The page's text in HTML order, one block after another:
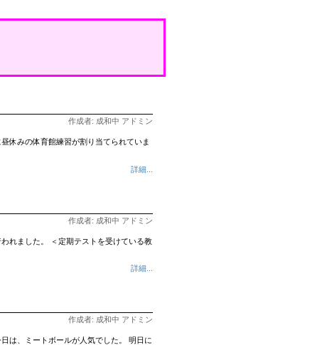
作成者: 成和中 アドミン
休みの体育館練習が割り当てられていま
詳細...
作成者: 成和中 アドミン
れました。 ＜定期テストを受けている教
詳細...
作成者: 成和中 アドミン
は、ミートボールが人気でした。 明日に